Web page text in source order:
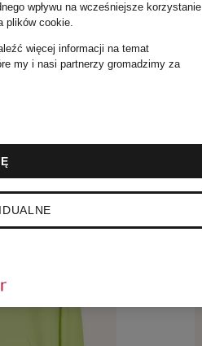
wpływu na wcześniejsze korzystanie
plików cookie.
więcej informacji na temat
my i nasi partnerzy gromadzimy za